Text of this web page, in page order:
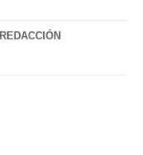
REDACCIÓN